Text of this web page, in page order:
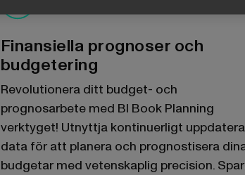
Finansiella prognoser och
budgetering
Revolutionera ditt budget- och
prognosarbete med BI Book Planning
verktyget! Utnyttja kontinuerligt
data för att planera och prognostisera
budgetar med vetenskaplig precision.